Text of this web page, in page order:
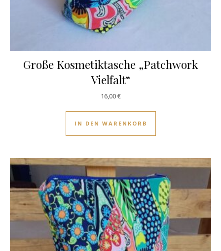
Große Kosmetiktasche „Patchwork
Vielfalt“
16,00€
IN DEN WARENKORB